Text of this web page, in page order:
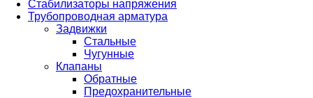
Стабилизаторы напряжения
Трубопроводная арматура
Задвижки
Стальные
Чугунные
Клапаны
Обратные
Предохранительные